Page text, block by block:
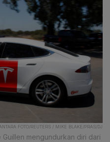
FOTO/REUTERS / MIKE BLAKE/PRAS/DJ
mengundurkan diri dari